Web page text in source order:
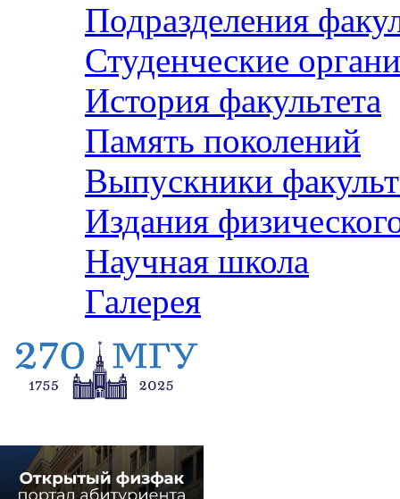
Подразделения
Студенческие
История факультета
Память поколений
Выпускники
Издания
Научная школа
Галерея